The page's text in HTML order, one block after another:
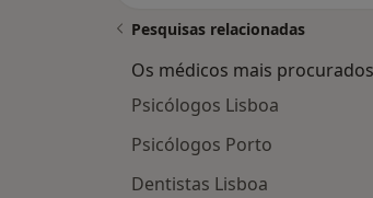
Pesquisas relacionadas
Os médicos mais procurados
Psicólogos Lisboa
Psicólogos Porto
Dentistas Lisboa